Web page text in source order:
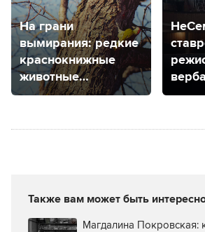
На грани
вымирания: редкие
краснокнижные
животные
Ставропольского
Также вам может быть
Магдалина Покровская: